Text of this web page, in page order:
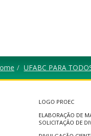
UFABC PARA
LOGO PROEC
ELABORAÇÃO DE
SOLICITAÇÃO DE